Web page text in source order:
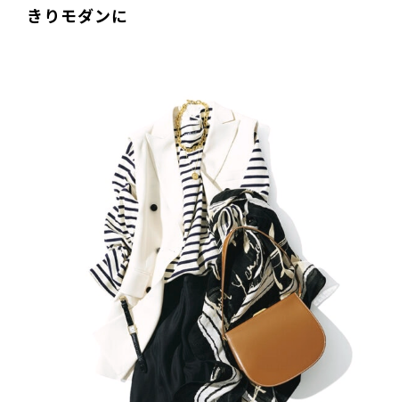
きりモダンに